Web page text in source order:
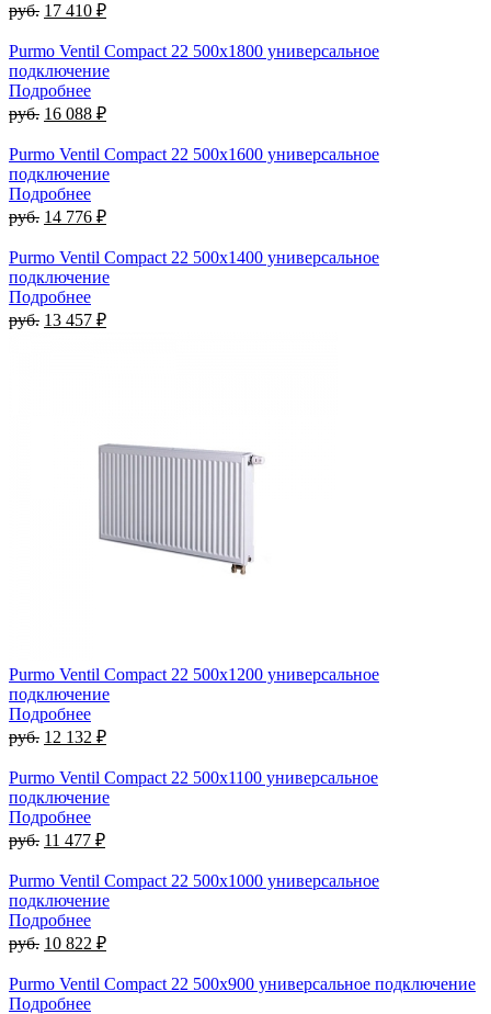
руб. 17 410 ₽
Purmo Ventil Compact 22 500х1800 универсальное
подключение
Подробнее
руб. 16 088 ₽
Purmo Ventil Compact 22 500х1600 универсальное
подключение
Подробнее
руб. 14 776 ₽
Purmo Ventil Compact 22 500х1400 универсальное
подключение
Подробнее
руб. 13 457 ₽
Purmo Ventil Compact 22 500х1200 универсальное
подключение
Подробнее
руб. 12 132 ₽
Purmo Ventil Compact 22 500х1100 универсальное
подключение
Подробнее
руб. 11 477 ₽
Purmo Ventil Compact 22 500х1000 универсальное
подключение
Подробнее
руб. 10 822 ₽
Purmo Ventil Compact 22 500х900 универсальное подключение
Подробнее